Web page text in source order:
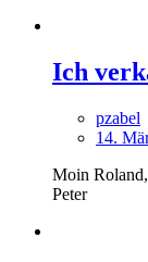
Ich
pzabel
14.
Moin
Peter